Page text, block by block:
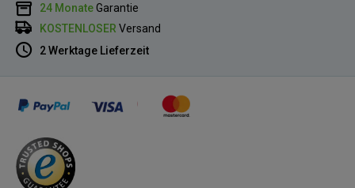
24 MonateGarantie
KOSTENLOSER Versand
2 Werktage Lieferzeit